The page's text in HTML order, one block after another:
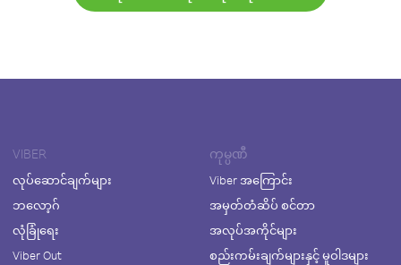
VIBER
လုပ်ဆောင်ချက်များ
ဘလော့ဂ်
လုံခြုံရေး
Viber Out
ကုမ္ပဏီ
Viber အကြောင်း
အမှတ်တံဆိပ် စင်တာ
အလုပ်အကိုင်များ
စည်းကမ်းချက်များနှင့် မူဝါဒများ